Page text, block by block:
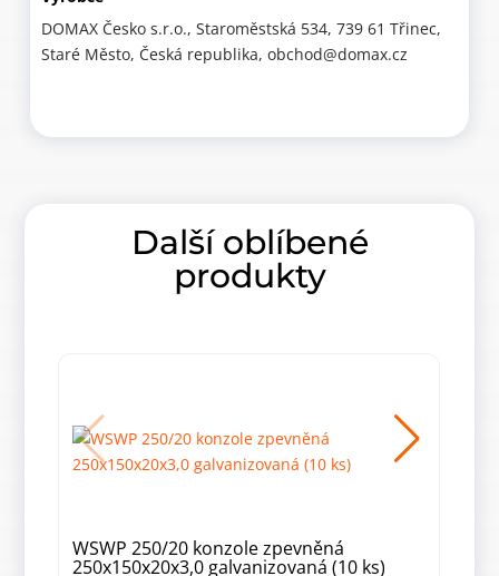
DOMAX Česko s.r.o., Staroměstská 534, 739 61 Třinec,
Staré Město, Česká republika, obchod@domax.cz
Další oblíbené
produkty
WSWP 250/20 konzole zpevněná
250x150x20x3,0 galvanizovaná (10 ks)